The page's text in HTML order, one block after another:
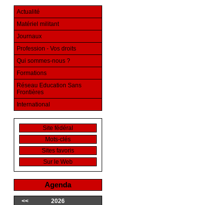
Actualité
Matériel militant
Journaux
Profession - Vos droits
Qui sommes-nous ?
Formations
Réseau Education Sans
Frontières
International
Site fédéral
Mots-clés
Sites favoris
Sur le Web
Agenda
<<
2026